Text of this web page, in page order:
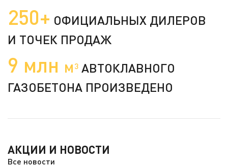
250+ ОФИЦИАЛЬНЫХ ДИЛЕРОВ
И ТОЧЕК ПРОДАЖ
9 млн м 3 АВТОКЛАВНОГО
ГАЗОБЕТОНА ПРОИЗВЕДЕНО
АКЦИИ И НОВОСТИ
Все новости